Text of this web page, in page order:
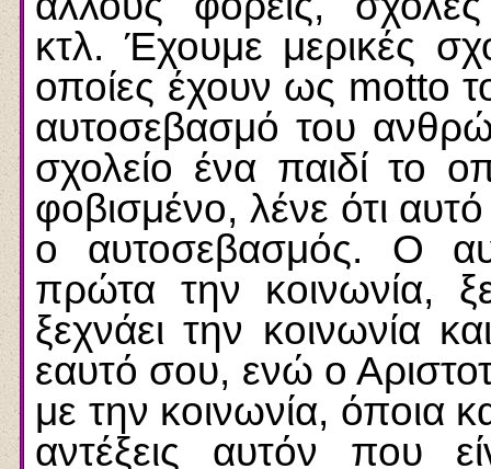
κτλ. Έχουμε μερικές
οποίες έχουν ως motto
αυτοσεβασμό του
σχολείο ένα παιδί το
φοβισμένο, λένε ότι
ο αυτοσεβασμός. Ο
πρώτα την κοινωνία,
ξεχνάει την κοινωνία
εαυτό σου, ενώ ο
με την κοινωνία, όποια
αντέξεις αυτόν που